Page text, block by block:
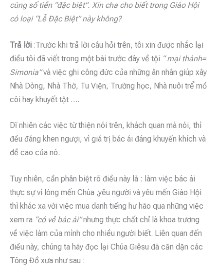
cúng số tiền “đặc biệt”. Xin cha cho biết trong Giáo Hội
có loại “Lễ Đặc Biệt” này không?
Trả lời :Trước khi trả lời câu hỏi trên, tôi xin được nhắc lại
điều tôi đã viết trong một bài trước đây về tội “ mại thánh=
Simonia”và việc ghi công đức của những ân nhân giúp xây
Nhà Dòng, Nhà Thờ, Tu Viện, Trường học, Nhà nuôi trể mồ
côi hay khuyết tật ….
Dĩ nhiên các việc từ thiện nói trên, khách quan mà nói, thì
đều đáng khen ngượi, vì giá trị bác ái đáng khuyến khích và
đề cao của nó.
Tuy nhiên, cần phân biệt rõ điều này là : làm việc bác ái
thực sự vì lòng mến Chúa ,yêu người và yêu mến Giáo Hội
thì khác xa với việc mua danh tiếng hư hão qua những việc
xem ra “có vẻ bác ái”nhưng thực chất chỉ là khoa trương
về việc làm của mình cho nhiều người biết. Liên quan đến
điều này, chúng ta hãy đọc lại Chúa Giêsu đã căn dặn các
Tông Đồ xưa như sau :